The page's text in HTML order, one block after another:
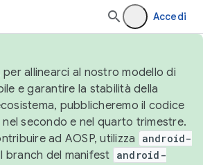
Accedi
allinearci al nostro modello di
e garantire la stabilità della
pubblicheremo il codice
secondo e nel quarto trimestre.
ad AOSP, utilizza
android-
branch del manifest android-